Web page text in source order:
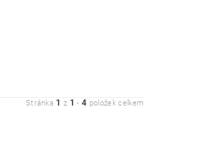
Stránka 1 z 1 -4 položek celkem